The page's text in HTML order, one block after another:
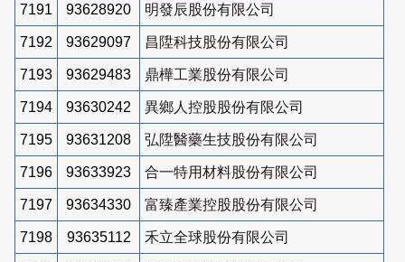
7191 93628920 明發辰股份有限公司
7192 93629097 昌陞科技股份有限公司
7193 93629483 鼎樺工業股份有限公司
7194 93630242 異鄉人控股股份有限公司
7195 93631208 弘陞醫藥生技股份有限公司
7196 93633923 合一特用材料股份有限公司
7197 93634330 富臻產業控股股份有限公司
7198 93635112 禾立全球股份有限公司